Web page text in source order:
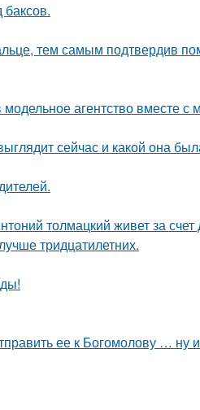
тем самым подтвердив
агентство вместе с
сейчас и какой она
толмацкий живет за счет
тридцатилетних.
ее к Богомолову … ну